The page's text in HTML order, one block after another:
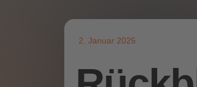
2. Januar 2025